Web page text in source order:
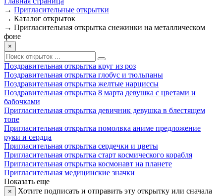
→ Пригласительные открытки
→ Каталог открыток
→ Пригласительная открытка снежинки на металлическом
фоне
×
Поздравительная открытка круг из роз
Поздравительная открытка глобус и тюльпаны
Поздравительная открытка желтые нарциссы
Поздравительная открытка 8 марта девушка с цветами и
бабочками
Пригласительная открытка девичник девушка в блестящем
топе
Пригласительная открытка помолвка аниме предложение
руки и сердца
Пригласительная открытка сердечки и цветы
Пригласительная открытка старт космического корабля
Пригласительная открытка космонавт на планете
Пригласительная медицинские значки
Показать еще
×
Хотите подписать и отправить эту открытку или сначала